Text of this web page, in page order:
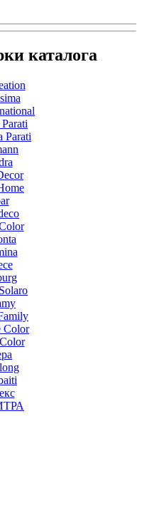
каталога
Parati
Color